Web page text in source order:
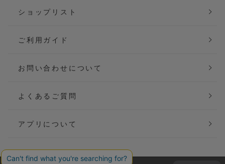
ショップリスト
ご利用ガイド
お問い合わせについて
よくあるご質問
アプリについて